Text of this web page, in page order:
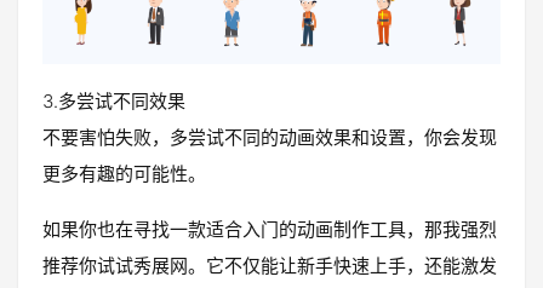
3.多尝试不同效果
不要害怕失败，多尝试不同的动画效果和设置，你会发现
更多有趣的可能性。
如果你也在寻找一款适合入门的动画制作工具，那我强烈
推荐你试试秀展网。它不仅能让新手快速上手，还能激发